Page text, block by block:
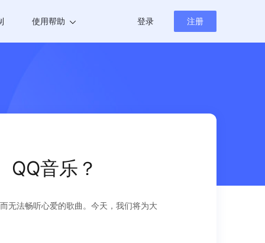
使用帮助 登录 注册
QQ音乐？
无法畅听心爱的歌曲。今天，我们将为大